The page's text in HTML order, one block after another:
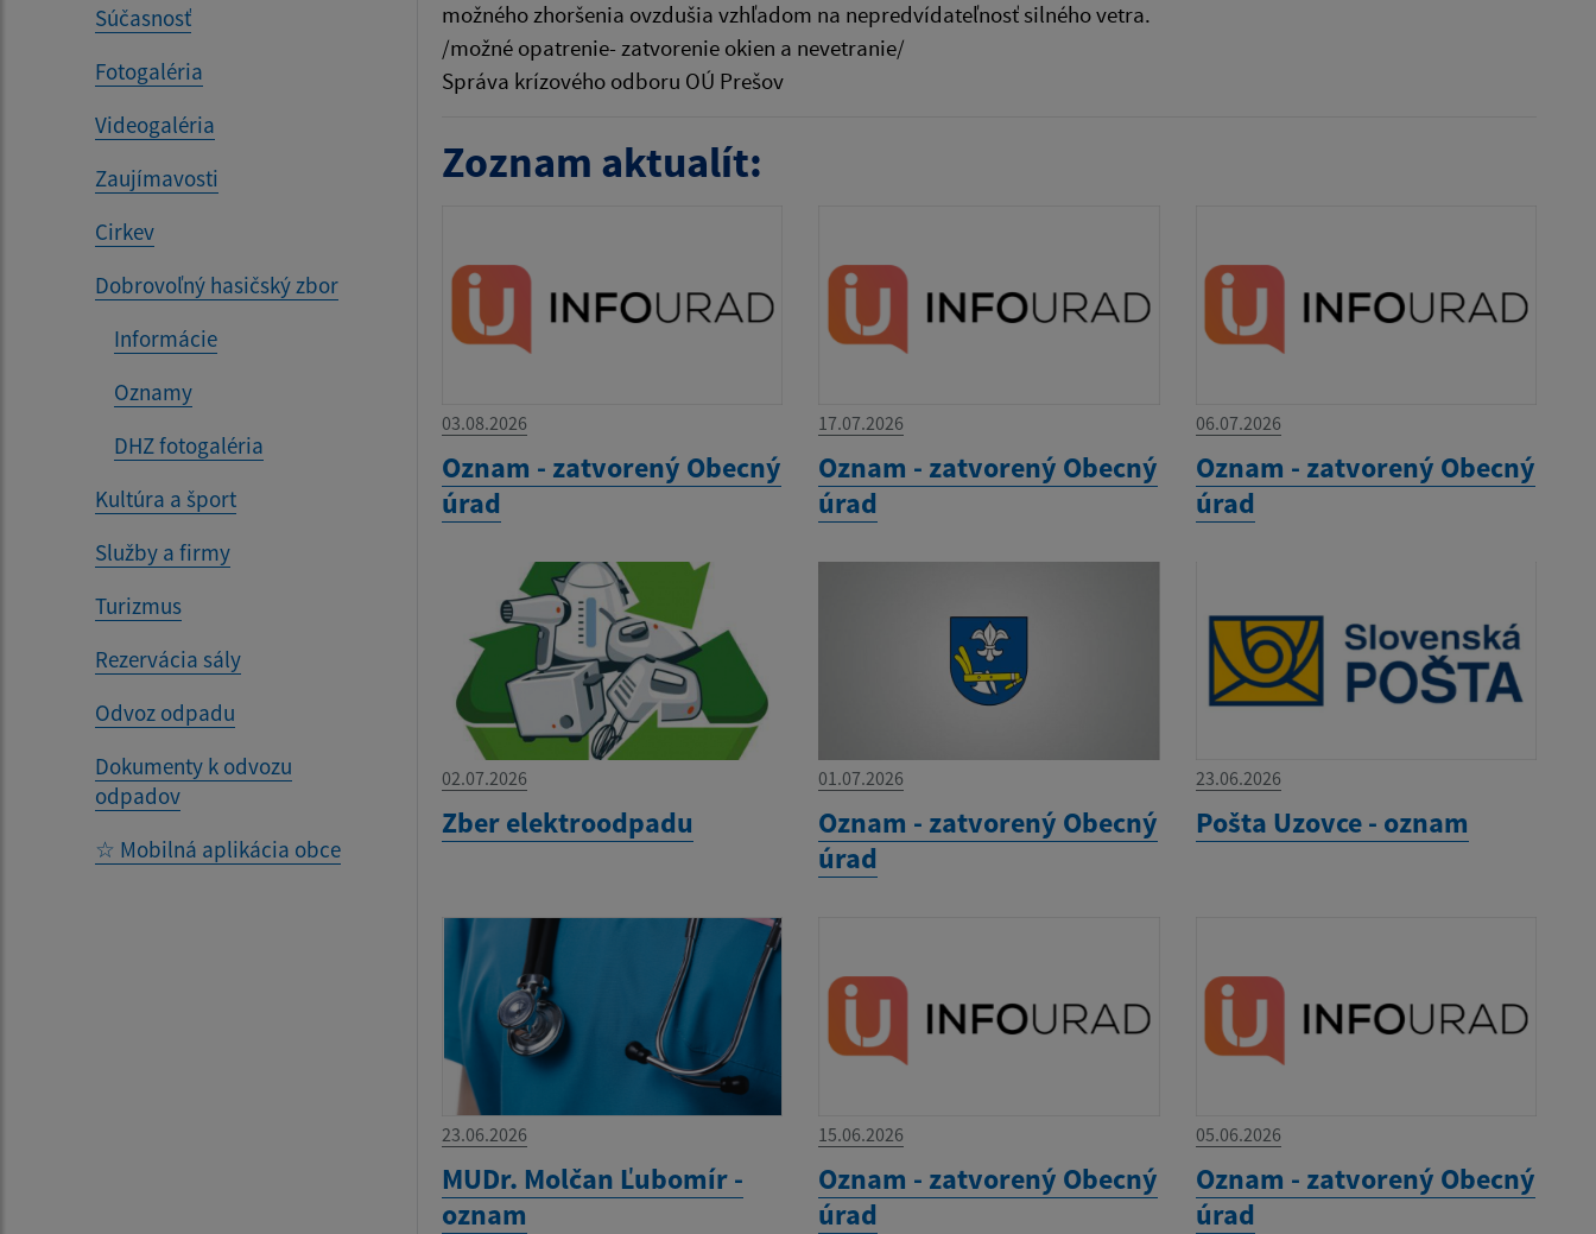
Súčasnosť
Fotogaléria
Videogaléria
Zaujímavosti
Cirkev
Dobrovoľný hasičský zbor
Informácie
Oznamy
DHZ fotogaléria
Kultúra a šport
Služby a firmy
Turizmus
Rezervácia sály
Odvoz odpadu
Dokumenty k odvozu
odpadov
☆ Mobilná aplikácia obce
možného zhoršenia ovzdušia vzhľadom na nepredvídateľnosť silného vetra.
/možné opatrenie- zatvorenie okien a nevetranie/
Správa krízového odboru OÚ Prešov
Zoznam aktualít:
03.08.2026
Oznam - zatvorený Obecný
úrad
17.07.2026
Oznam - zatvorený Obecný
úrad
06.07.2026
Oznam - zatvorený Obecný
úrad
02.07.2026
Zber elektroodpadu
01.07.2026
Oznam - zatvorený Obecný
úrad
23.06.2026
Pošta Uzovce - oznam
23.06.2026
MUDr. Molčan Ľubomír -
oznam
15.06.2026
Oznam - zatvorený Obecný
úrad
05.06.2026
Oznam - zatvorený Obecný
úrad